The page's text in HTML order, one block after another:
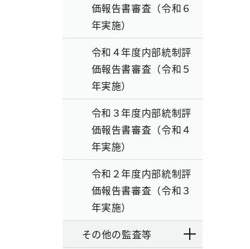
価報告書審査（令和６
年実施）
令和４年度内部統制評
価報告書審査（令和５
年実施）
令和３年度内部統制評
価報告書審査（令和４
年実施）
令和２年度内部統制評
価報告書審査（令和３
年実施）
その他の監査等